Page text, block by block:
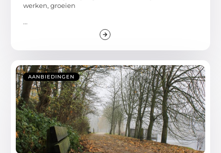
werken, groeien
...
AANBIEDINGEN